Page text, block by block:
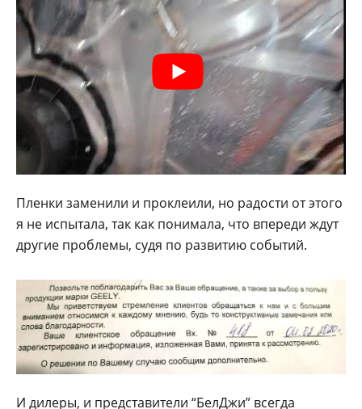
Пленки заменили и проклеили, но радости от этого
я не испытала, так как понимала, что впереди ждут
другие проблемы, судя по развитию событий.
И дилеры, и представители “БелДжи” всегда